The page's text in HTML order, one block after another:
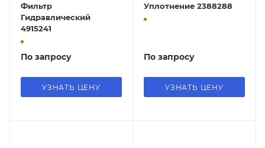
Фильтр
Гидравлический
4915241
По запросу
УЗНАТЬ ЦЕНУ
Уплотнение 2388288
По запросу
УЗНАТЬ ЦЕНУ